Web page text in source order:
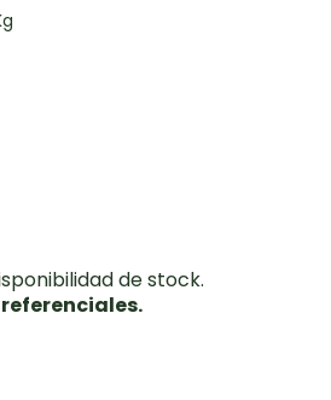
de stock.